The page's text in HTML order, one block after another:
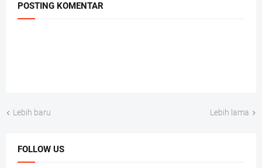
POSTING KOMENTAR
Lebih baru Lebih lama
FOLLOW US